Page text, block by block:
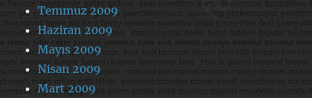
Temmuz 2009
Haziran 2009
Mayıs 2009
Nisan 2009
Mart 2009